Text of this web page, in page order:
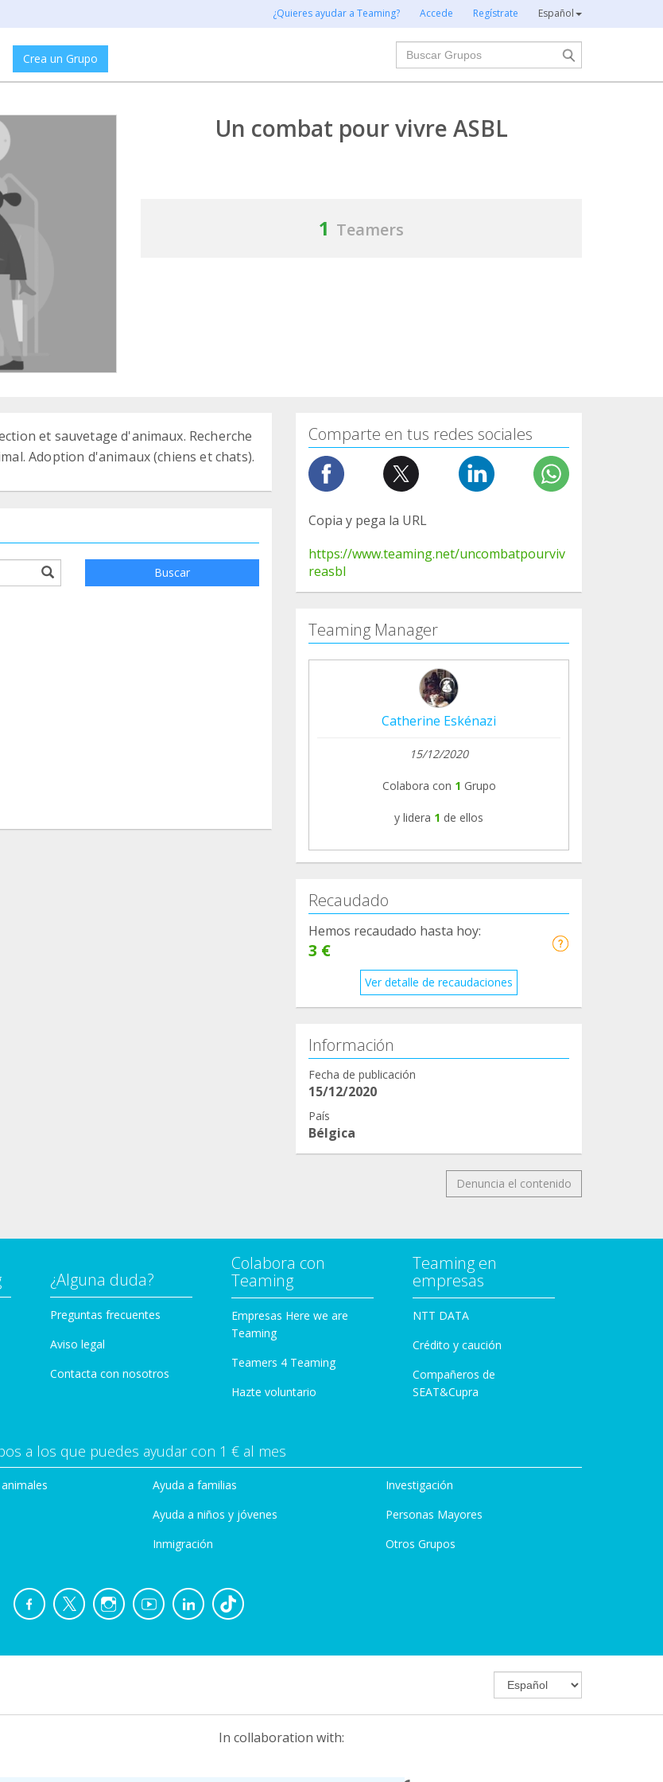
¿Quieres ayudar a Teaming? Accede Regístrate Español
Crea un Grupo
Buscar
Un combat pour vivre ASBL
1 Teamers
et sauvetage d'animaux. Recherche
Adoption d'animaux (chiens et chats).
Buscar
Comparte en tus redes sociales
Copia y pega la URL
https://www.teaming.net/uncombatpourviv
reasbl
Teaming Manager
Catherine Eskénazi
15/12/2020
Colabora con 1 Grupo
y lidera 1 de ellos
Recaudado
Hemos recaudado hasta hoy:
3 €
Ver detalle de recaudaciones
Información
Fecha de publicación
15/12/2020
País
Bélgica
Denuncia el contenido
¿Alguna duda?
Preguntas frecuentes
Aviso legal
Contacta con nosotros
Colabora con
Teaming
Empresas Here we are
Teaming
Teamers 4 Teaming
Hazte voluntario
Teaming en
empresas
NTT DATA
Crédito y caución
Compañeros de
SEAT&Cupra
a los que puedes ayudar con 1 € al mes
Ayuda a familias
Ayuda a niños y jóvenes
Inmigración
Investigación
Personas Mayores
Otros Grupos
In collaboration with: